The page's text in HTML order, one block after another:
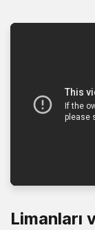
Limanları